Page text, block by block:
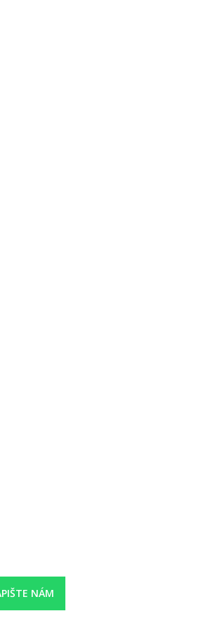
filtrovaná káva, čaj, bábovka, 19.00–21.00
hotelem, rozlévané), 10.30–12.00 lehké
hotelem, rozlévané), 15.00–17.30
NÁM